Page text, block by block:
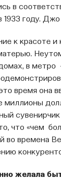
в
1933 году.
к красоте и
в метро
время она
миллионы
что «чем
во времена
желала